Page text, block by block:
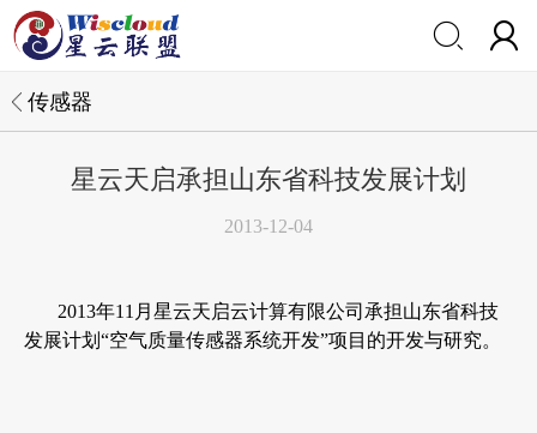
 
传感器
星云天启承担山东省科技发展计划
2013-12-04
2013年11月星云天启云计算有限公司承担山东省科技
发展计划“空气质量传感器系统开发”项目的开发与研究。